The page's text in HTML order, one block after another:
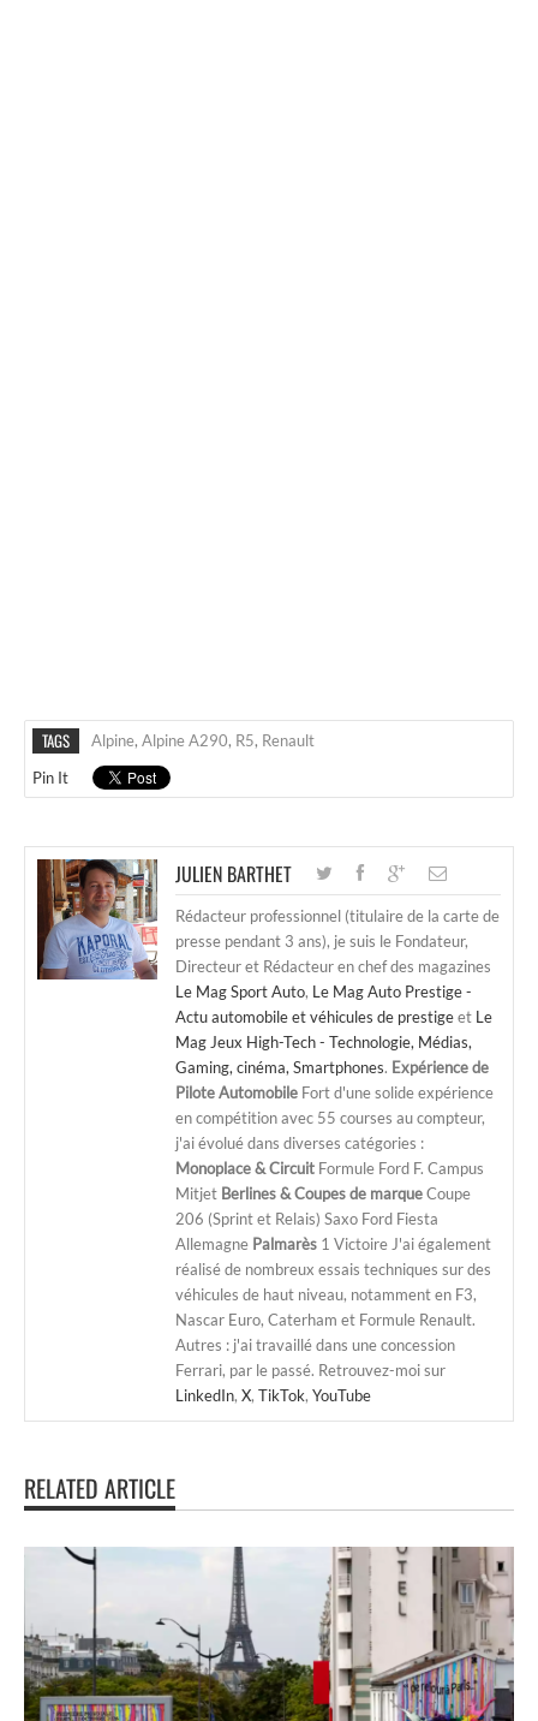
TAGS Alpine, Alpine A290, R5, Renault
Pin It
JULIEN BARTHET
Rédacteur professionnel (titulaire de la carte de
presse pendant 3 ans), je suis le Fondateur,
Directeur et Rédacteur en chef des magazines
Le Mag Sport Auto, Le Mag Auto Prestige -
Actu automobile et véhicules de prestigeet Le
Mag Jeux High-Tech - Technologie, Médias,
Gaming, cinéma, Smartphones. Expérience de
Pilote Automobile Fort d'une solide expérience
en compétition avec 55 courses au compteur,
j'ai évolué dans diverses catégories :
Monoplace & Circuit Formule Ford F. Campus
Mitjet Berlines & Coupes de marqueCoupe
206 (Sprint et Relais) Saxo Ford Fiesta
Allemagne Palmarès 1 Victoire J'ai également
réalisé de nombreux essais techniques sur des
véhicules de haut niveau, notamment en F3,
Nascar Euro, Caterham et Formule Renault.
Autres : j'ai travaillé dans une concession
Ferrari, par le passé. Retrouvez-moi sur
LinkedIn, X, TikTok, YouTube
RELATED ARTICLE